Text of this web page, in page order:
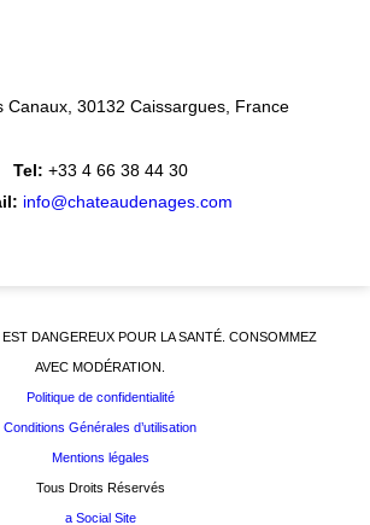
Canaux 30132 Caissargues France
Tel: +33 4 66 38 44 30
info@chateaudenages.com
DANGEREUX POUR LA SANTÉ. CONSOMMEZ
AVEC MODÉRATION.
Politique de confidentialité
Conditions Générales d’utilisation
Mentions légales
Tous Droits Réservés
a Social Site